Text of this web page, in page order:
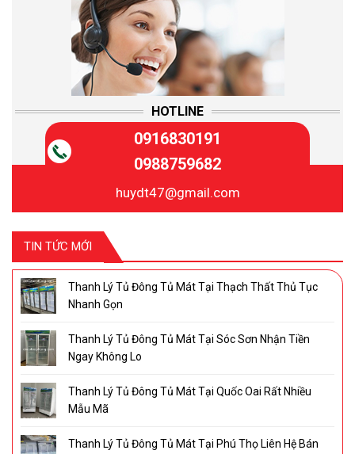
HOTLINE
0916830191
0988759682
huydt47@gmail.com
TIN TỨC MỚI
Thanh Lý Tủ Đông Tủ Mát Tại Thạch Thất Thủ Tục
Nhanh Gọn
Thanh Lý Tủ Đông Tủ Mát Tại Sóc Sơn Nhận Tiền
Ngay Không Lo
Thanh Lý Tủ Đông Tủ Mát Tại Quốc Oai Rất Nhiều
Mẫu Mã
Thanh Lý Tủ Đông Tủ Mát Tại Phú Thọ Liên Hệ Bán